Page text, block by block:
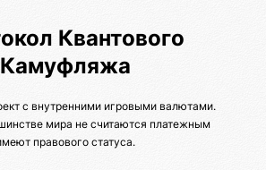
Квантового
Камуфляжа
с внутренними игровыми валютами.
мира не считаются платежным
правового статуса.